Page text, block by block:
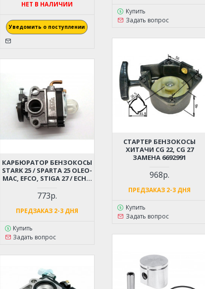
НЕТ В НАЛИЧИИ
Уведомить о поступлении
КАРБЮРАТОР БЕНЗОКОСЫ
STARK 25 / SPARTA 25 OLEO-
MAC, EFCO, STIGA 27 / ECHO
CARVER GBC-31F
773р.
ПРЕДЗАКАЗ 2-3 ДНЯ
Купить
Задать вопрос
Купить
Задать вопрос
СТАРТЕР БЕНЗОКОСЫ
ХИТАЧИ CG 22, CG 27
ЗАМЕНА 6692991
968р.
ПРЕДЗАКАЗ 2-3 ДНЯ
Купить
Задать вопрос